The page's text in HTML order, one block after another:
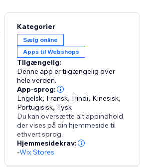
Kategorier
Sælg online
Apps til Webshops
Tilgængelig:
Denne app er tilgængelig over
hele verden.
App-sprog:
Engelsk, Fransk, Hindi, Kinesisk,
Portugisisk,Tysk
Du kan oversætte alt appindhold,
der vises på din hjemmeside til
ethvert sprog.
Hjemmesidekrav:
-Wix Stores